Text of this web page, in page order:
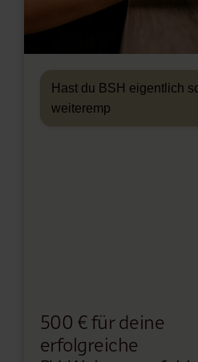
Hast du BSH eigentlich
weiterempfohlen?
500 € für deine
erfolgreiche